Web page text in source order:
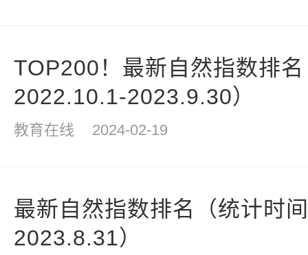
TOP200！最新自然指数排
2022.10.1-2023.9.30）
教育在线 2024-02-19
最新自然指数排名（统计时
2023.8.31）